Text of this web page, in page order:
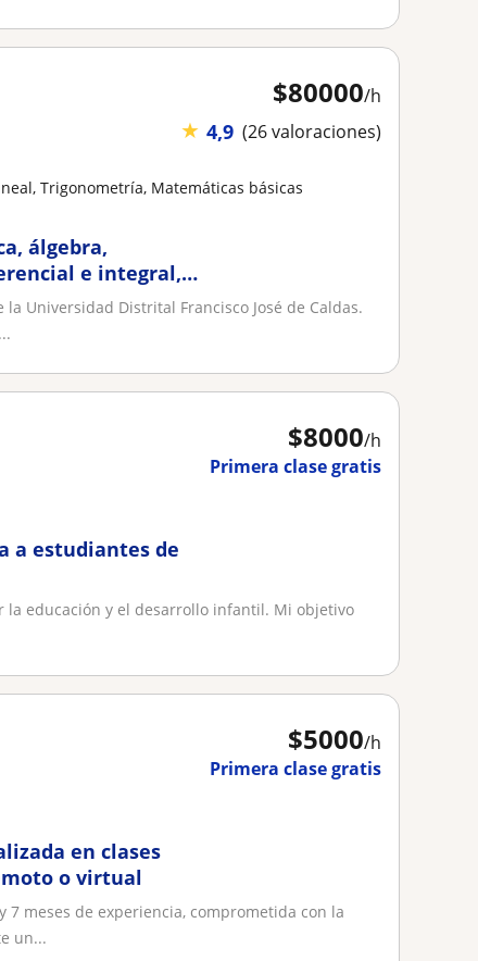
$80000/h
★ 4,9 (26 valoraciones)
Trigonometría, Matemáticas básicas
álgebra,
e integral,
Universidad Distrital Francisco José de Caldas.
$8000/h
Primera clase gratis
a estudiantes de
la educación y el desarrollo infantil. Mi objetivo
$5000/h
Primera clase gratis
en clases
o virtual
7 meses de experiencia, comprometida con la
un...